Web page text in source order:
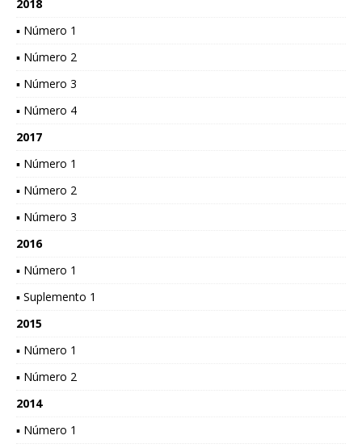
2018
▪ Número 1
▪ Número 2
▪ Número 3
▪ Número 4
2017
▪ Número 1
▪ Número 2
▪ Número 3
2016
▪ Número 1
▪ Suplemento 1
2015
▪ Número 1
▪ Número 2
2014
▪ Número 1